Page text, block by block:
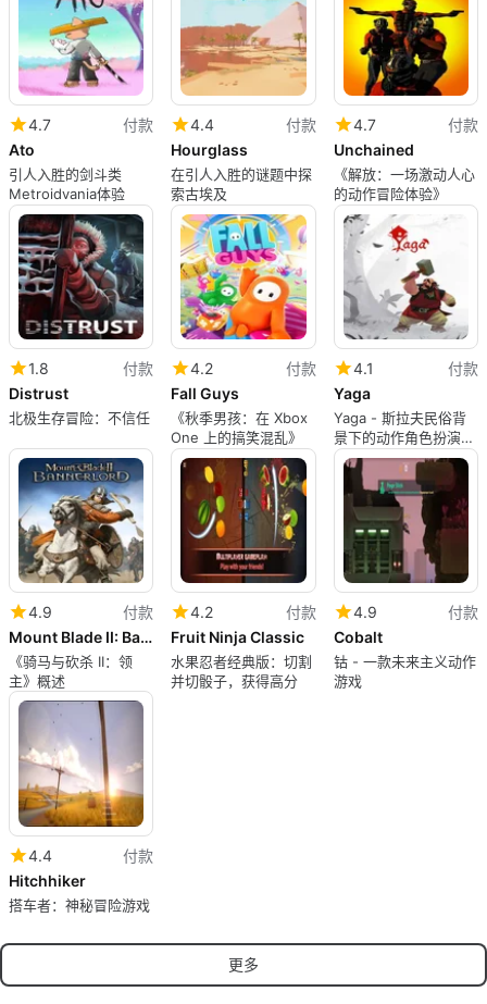
4.7
付款
Ato
引人入胜的剑斗类
Metroidvania体验
4.4
付款
Hourglass
在引人入胜的谜题中探
索古埃及
4.7
付款
Unchained
《解放：一场激动人心
的动作冒险体验》
1.8
付款
Distrust
北极生存冒险：不信任
4.2
付款
Fall Guys
《秋季男孩：在 Xbox
One 上的搞笑混乱》
4.1
付款
Yaga
Yaga - 斯拉夫民俗背
景下的动作角色扮演游
戏
4.9
付款
Mount Blade II: Bannerlord
《骑马与砍杀 II：领
主》概述
4.2
付款
Fruit Ninja Classic
水果忍者经典版：切割
并切骰子，获得高分
4.9
付款
Cobalt
钴 - 一款未来主义动作
游戏
4.4
付款
Hitchhiker
搭车者：神秘冒险游戏
更多